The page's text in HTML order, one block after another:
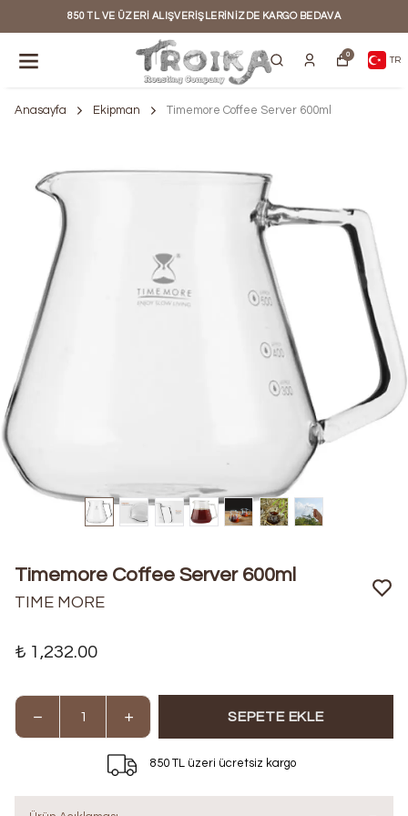
850 TL VE ÜZERI ALIŞVERIŞLERINIZDE KARGO BEDAVA
0
TR
Anasayfa Ekipman Timemore Coffee Server 600ml
Timemore Coffee Server 600ml
TIME MORE
₺ 1,232.00
SEPETE EKLE
850 TL üzeri ücretsiz kargo